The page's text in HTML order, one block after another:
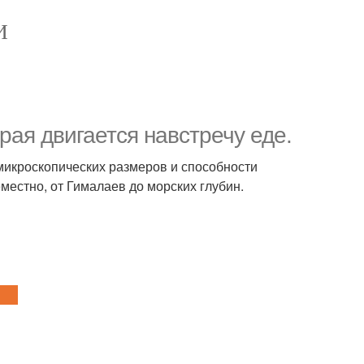
двигается навстречу еде.
размеров и способности
от Гималаев до морских глубин.